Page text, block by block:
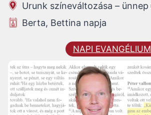
Urunk színeváltozása – ünnep
Berta, Bettina napja
NAPI EVANGÉLIUM